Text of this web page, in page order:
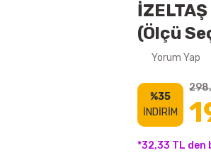
(Ölçü
Yorum Yap
%35
İNDİRİM
*32,33 TL